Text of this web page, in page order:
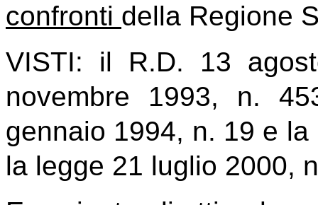
confronti della Regione
VISTI: il R.D. 13
novembre 1993, n.
gennaio 1994, n. 19 e
la legge 21 luglio 2000,